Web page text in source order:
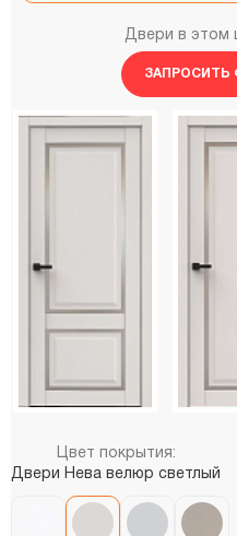
Двери в этом
ЗАПРОСИТЬ
Цвет покрытия:
Двери Нева велюр светлый